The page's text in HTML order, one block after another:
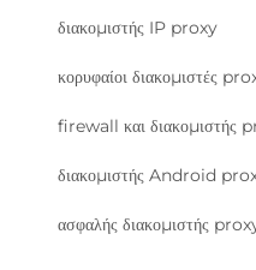
διακομιστής IP proxy
κορυφαίοι διακομιστές
firewall και διακομιστής
διακομιστής Android
ασφαλής διακομιστής